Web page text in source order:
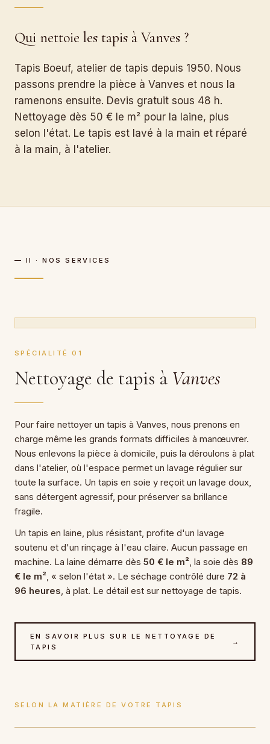
Qui nettoie les tapis à Vanves ?
Tapis Boeuf, atelier de tapis depuis 1950. Nous
passons prendre la pièce à Vanves et nous la
ramenons ensuite. Devis gratuit sous 48 h.
Nettoyage dès 50 € le m² pour la laine, plus
selon l'état. Le tapis est lavé à la main et réparé
à la main, à l'atelier.
— II · NOS SERVICES
SPÉCIALITÉ 01
Nettoyage de tapis à Vanves
Pour faire nettoyer un tapis à Vanves, nous prenons en
charge même les grands formats difficiles à manœuvrer.
Nous enlevons la pièce à domicile, puis la déroulons à plat
dans l'atelier, où l'espace permet un lavage régulier sur
toute la surface. Un tapis en soie y reçoit un lavage doux,
sans détergent agressif, pour préserver sa brillance
fragile.
Un tapis en laine, plus résistant, profite d'un lavage
soutenu et d'un rinçage à l'eau claire. Aucun passage en
machine. La laine démarre dès 50 € le m² , la soie dès 89
€ le m² , « selon l'état ». Le séchage contrôlé dure 72 à
96 heures , à plat. Le détail est sur nettoyage de tapis.
EN SAVOIR PLUS SUR LE NETTOYAGE DE
TAPIS
→
SELON LA MATIÈRE DE VOTRE TAPIS